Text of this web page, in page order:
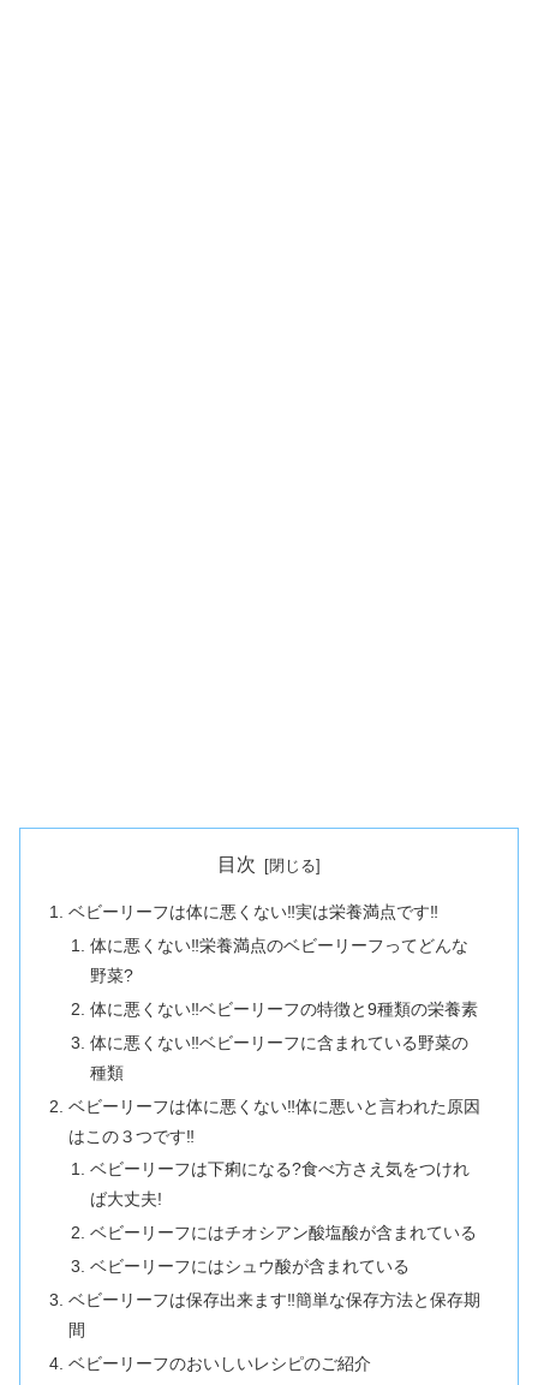
目次
ベビーリーフは体に悪くない‼実は栄養満点です‼
体に悪くない‼栄養満点のベビーリーフってどんな
野菜?
体に悪くない‼ベビーリーフの特徴と9種類の栄養素
体に悪くない‼ベビーリーフに含まれている野菜の
種類
ベビーリーフは体に悪くない‼体に悪いと言われた原因
はこの３つです‼
ベビーリーフは下痢になる?食べ方さえ気をつけれ
ば大丈夫!
ベビーリーフにはチオシアン酸塩酸が含まれている
ベビーリーフにはシュウ酸が含まれている
ベビーリーフは保存出来ます‼簡単な保存方法と保存期
間
ベビーリーフのおいしいレシピのご紹介